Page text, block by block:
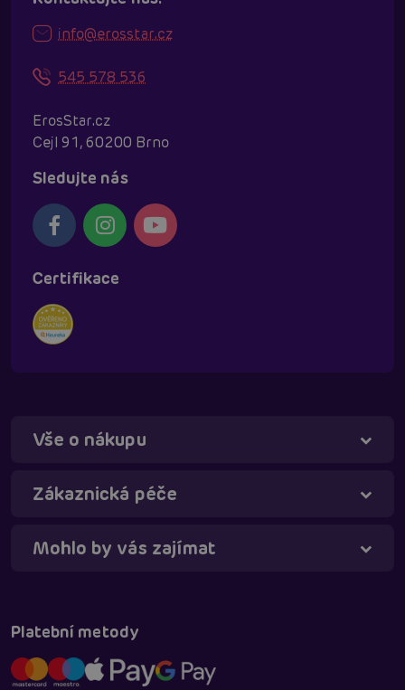
info@erosstar.cz
545 578 536
ErosStar.cz
Cejl 91, 60200 Brno
Sledujte nás
Certifikace
Vše o nákupu
Zákaznická péče
Mohlo by vás zajímat
Platební metody
Táňa - virtuální asistentka